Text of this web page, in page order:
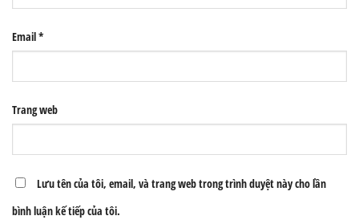
Email*
Trang web
Lưu tên của tôi, email, và trang web trong trình duyệt này cho lần
bình luận kế tiếp của tôi.